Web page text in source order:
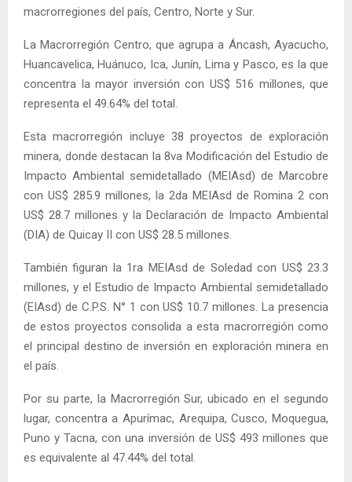
macrorregiones del país, Centro, Norte y Sur.
La Macrorregión Centro, que agrupa a Áncash, Ayacucho,
Huancavelica, Huánuco, Ica, Junín, Lima y Pasco, es la que
concentra la mayor inversión con US$ 516 millones, que
representa el 49.64% del total.
Esta macrorregión incluye 38 proyectos de exploración
minera, donde destacan la 8va Modificación del Estudio de
Impacto Ambiental semidetallado (MEIAsd) de Marcobre
con US$ 285.9 millones, la 2da MEIAsd de Romina 2 con
US$ 28.7 millones y la Declaración de Impacto Ambiental
(DIA) de Quicay II con US$ 28.5 millones.
También figuran la 1ra MEIAsd de Soledad con US$ 23.3
millones, y el Estudio de Impacto Ambiental semidetallado
(EIAsd) de C.P.S. N° 1 con US$ 10.7 millones. La presencia
de estos proyectos consolida a esta macrorregión como
el principal destino de inversión en exploración minera en
el país.
Por su parte, la Macrorregión Sur, ubicado en el segundo
lugar, concentra a Apurímac, Arequipa, Cusco, Moquegua,
Puno y Tacna, con una inversión de US$ 493 millones que
es equivalente al 47.44% del total.